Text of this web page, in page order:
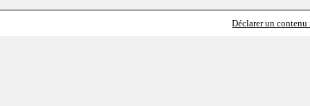
Déclarer un